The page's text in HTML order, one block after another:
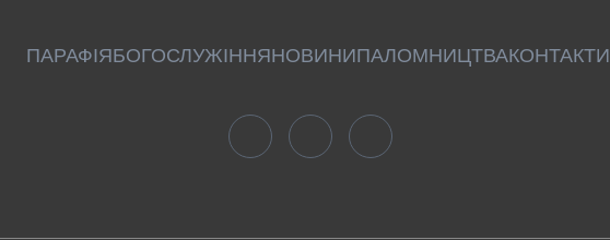
ПАРАФІЯБОГОСЛУЖІННЯНОВИНИПАЛОМНИЦТВАКОНТАКТИ